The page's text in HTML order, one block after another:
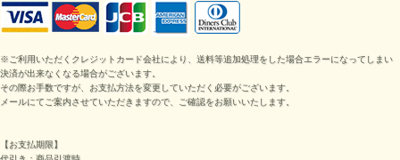
※ご利用いただくクレジットカード会社により、送料等追加処理をした場合エラーになってしまい
決済が出来なくなる場合がございます。
その際お手数ですが、お支払方法を変更していただく必要がございます。
メールにてご案内させていただきますので、ご確認をお願いいたします。
【お支払期限】